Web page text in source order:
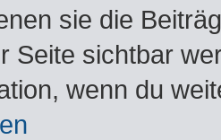
sie die
Seite sichtbar
wenn du